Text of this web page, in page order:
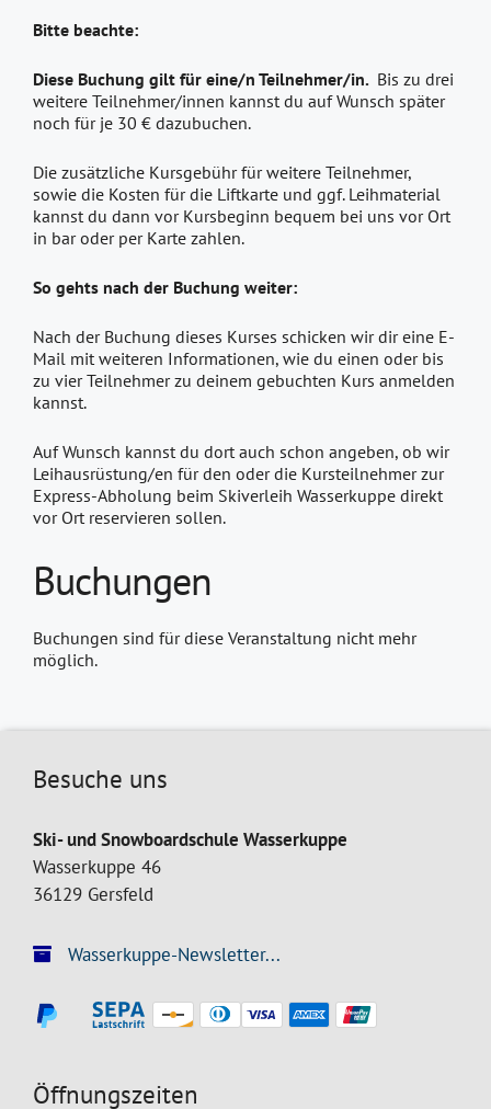
Bitte beachte:
Diese Buchung gilt für eine/n Teilnehmer/in. Bis zu drei
weitere Teilnehmer/innen kannst du auf Wunsch später
noch für je 30 € dazubuchen.
Die zusätzliche Kursgebühr für weitere Teilnehmer,
sowie die Kosten für die Liftkarte und ggf. Leihmaterial
kannst du dann vor Kursbeginn bequem bei uns vor Ort
in bar oder per Karte zahlen.
So gehts nach der Buchung weiter:
Nach der Buchung dieses Kurses schicken wir dir eine E-
Mail mit weiteren Informationen, wie du einen oder bis
zu vier Teilnehmer zu deinem gebuchten Kurs anmelden
kannst.
Auf Wunsch kannst du dort auch schon angeben, ob wir
Leihausrüstung/en für den oder die Kursteilnehmer zur
Express-Abholung beim Skiverleih Wasserkuppe direkt
vor Ort reservieren sollen.
Buchungen
Buchungen sind für diese Veranstaltung nicht mehr
möglich.
Besuche uns
Ski- und Snowboardschule Wasserkuppe
Wasserkuppe 46
36129 Gersfeld
Wasserkuppe-Newsletter...
Öffnungszeiten